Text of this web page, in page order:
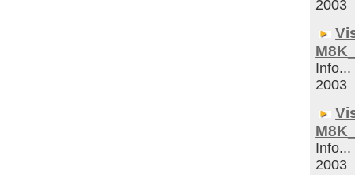
2003
Info...
2003
Info...
2003